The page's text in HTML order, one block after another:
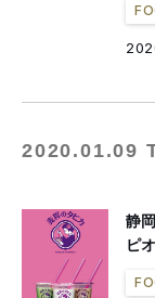
2020.01.09
静
ピ